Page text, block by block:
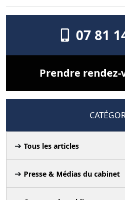
07 81
Prendre rendez-
Tous les articles
Presse & Médias du cabinet